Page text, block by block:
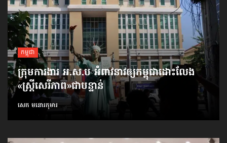
កម្ពុជា
ក្រុមការងារ អ.ស.ប អំពាវនាវ​ឲ្យកម្ពុជា​ដោះលែង​
«ស្ត្រីសេរីភាព»​ជាបន្ទាន់
សេក មនោរកុមារ